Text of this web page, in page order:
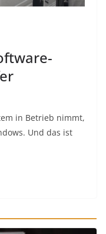
in Betrieb nimmt,
Und das ist